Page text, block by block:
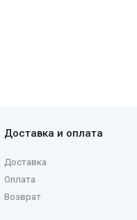
Доставка и оплата
Доставка
Оплата
Возврат